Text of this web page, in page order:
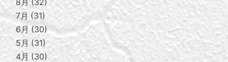
8月
32
7月
31
6月
30
5月 31
4月
30